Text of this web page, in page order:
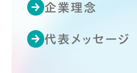
企業理念
代表メッセージ